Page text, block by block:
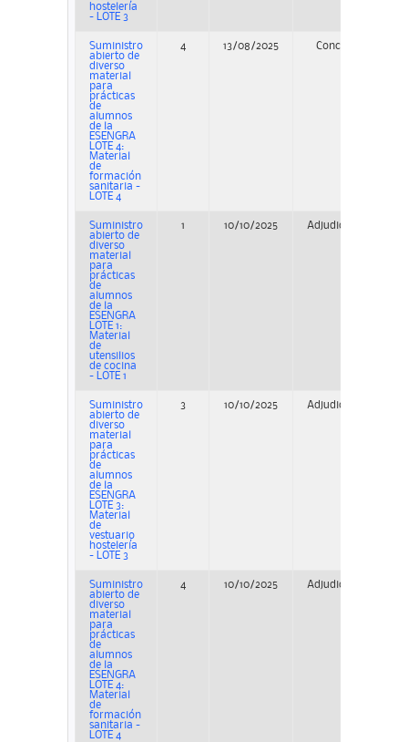
hostelería
- LOTE 3
Suministro
abierto de
diverso
material
para
prácticas
de
alumnos
de la
ESENGRA
LOTE 4:
Material
de
formación
sanitaria -
LOTE 4
4 13/08/2025 Concurso
Suministro
abierto de
diverso
material
para
prácticas
de
alumnos
de la
ESENGRA
LOTE 1:
Material
de
utensilios
de cocina
- LOTE 1
1 10/10/2025 Adjudicación
Suministro
abierto de
diverso
material
para
prácticas
de
alumnos
de la
ESENGRA
LOTE 3:
Material
de
vestuario
hostelería
- LOTE 3
3 10/10/2025 Adjudicación
Suministro
abierto de
diverso
material
para
prácticas
de
alumnos
de la
ESENGRA
LOTE 4:
Material
de
formación
sanitaria -
LOTE 4
4 10/10/2025 Adjudicación